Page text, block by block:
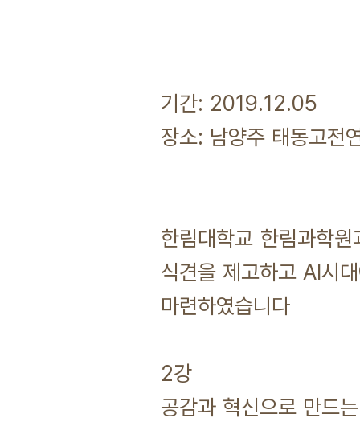
기간: 2019.12.05
장소: 남양주 태동고전
한림대학교 한림과학
식견을 제고하고 AI시
마련하였습니다
2강
공감과 혁신으로 만드